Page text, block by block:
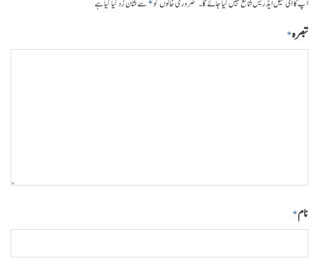
آپ کا ای میل ایڈریس شائع نہیں کیا جائے گا۔ ضروری خانوں کو*سے نشان زد کیا گیا ہے
تبصرہ*
نام*